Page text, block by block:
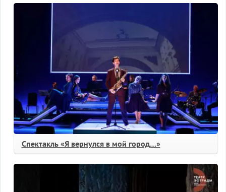
Спектакль «Я вернулся в мой город…»